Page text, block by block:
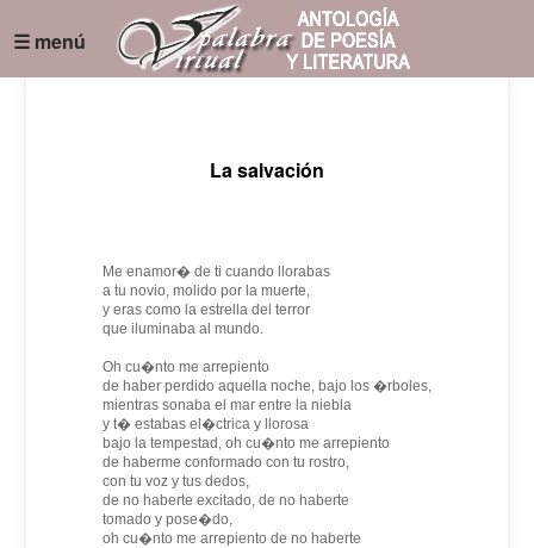
☰ menú
La salvación
Me enamor� de ti cuando llorabas
a tu novio, molido por la muerte,
y eras como la estrella del terror
que iluminaba al mundo.
Oh cu�nto me arrepiento
de haber perdido aquella noche, bajo los �rboles,
mientras sonaba el mar entre la niebla
y t� estabas el�ctrica y llorosa
bajo la tempestad, oh cu�nto me arrepiento
de haberme conformado con tu rostro,
con tu voz y tus dedos,
de no haberte excitado, de no haberte
tomado y pose�do,
oh cu�nto me arrepiento de no haberte